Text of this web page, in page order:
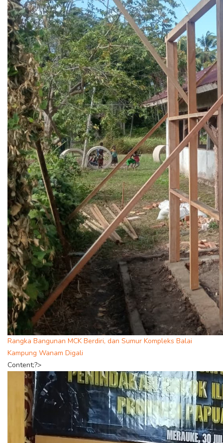
Rangka Bangunan MCK Berdiri, dan Sumur Kompleks Balai
Kampung Wanam Digali
Content;?>